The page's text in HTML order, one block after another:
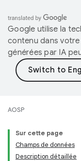
Google utilise la
contenu dans
générées par IA
AOSP
Sur cette page
Champs de données
Description détaillée